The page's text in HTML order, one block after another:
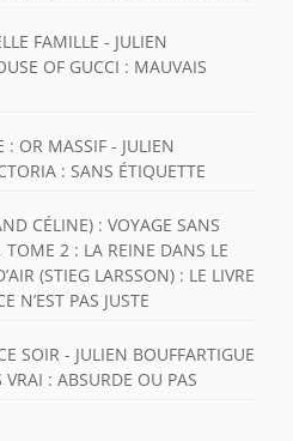
FAMILLE - JULIEN
OF GUCCI : MAUVAIS
: OR MASSIF - JULIEN
: SANS ÉTIQUETTE
CÉLINE) : VOYAGE SANS
2 : LA REINE DANS LE
(STIEG LARSSON) : LE LIVRE
N’EST PAS JUSTE
SOIR - JULIEN BOUFFARTIGUE
: ABSURDE OU PAS